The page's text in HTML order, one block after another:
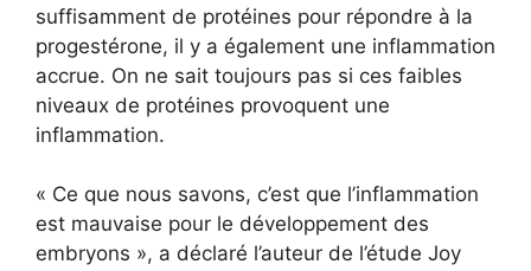
suffisamment de protéines pour répondre à la
progestérone, il y a également une inflammation
accrue. On ne sait toujours pas si ces faibles
niveaux de protéines provoquent une
inflammation.
« Ce que nous savons, c’est que l’inflammation
est mauvaise pour le développement des
embryons », a déclaré l’auteur de l’étude Joy